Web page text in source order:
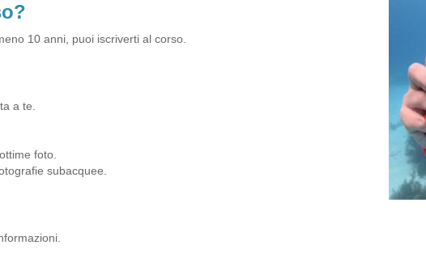
10 anni, puoi iscriverti al corso.
a te.
foto.
subacquee.